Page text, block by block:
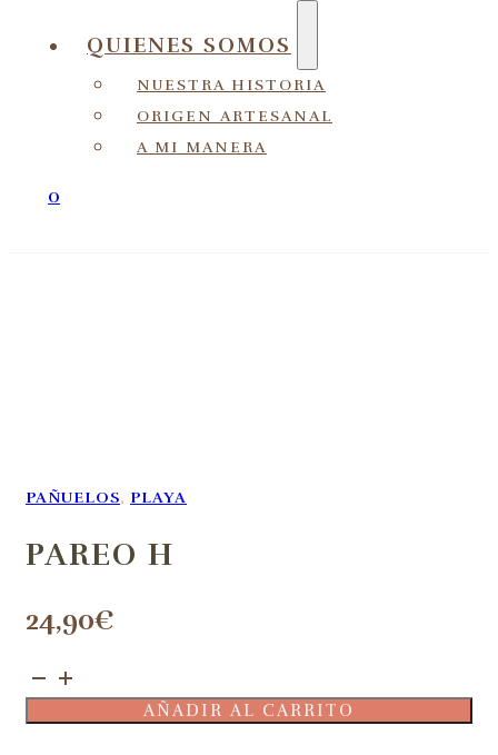
QUIENES SOMOS
NUESTRA HISTORIA
ORIGEN ARTESANAL
A MI MANERA
0
PAÑUELOS, PLAYA
PAREO H
24,90€
Pareo
H
cantidad
AÑADIR AL CARRITO